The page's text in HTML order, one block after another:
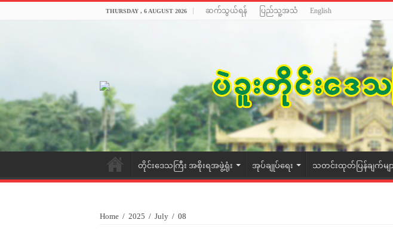
THURSDAY , 6 AUGUST 2026 ဆက်သွယ်ရန် ပြည်သူ့အသံ English
တိုင်းဒေသကြီး အစိုးရအဖွဲ့ရုံး အုပ်ချုပ်ရေး သတင်းထုတ်ပြန်ချက်မျာ
Home / 2025 / July / 08